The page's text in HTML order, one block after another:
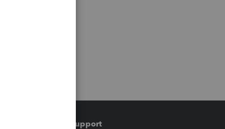
Training & support